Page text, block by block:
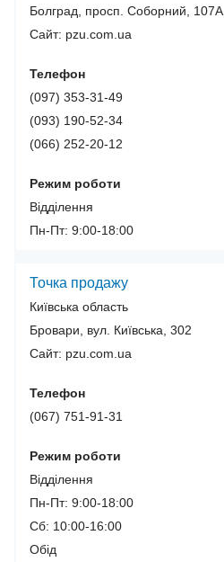
Болград, просп. Соборний, 107А
Сайт: pzu.com.ua
Телефон
(097) 353-31-49
(093) 190-52-34
(066) 252-20-12
Режим роботи
Відділення
Пн-Пт: 9:00-18:00
Точка продажу
Київська область
Бровари, вул. Київська, 302
Сайт: pzu.com.ua
Телефон
(067) 751-91-31
Режим роботи
Відділення
Пн-Пт: 9:00-18:00
Сб: 10:00-16:00
Обід